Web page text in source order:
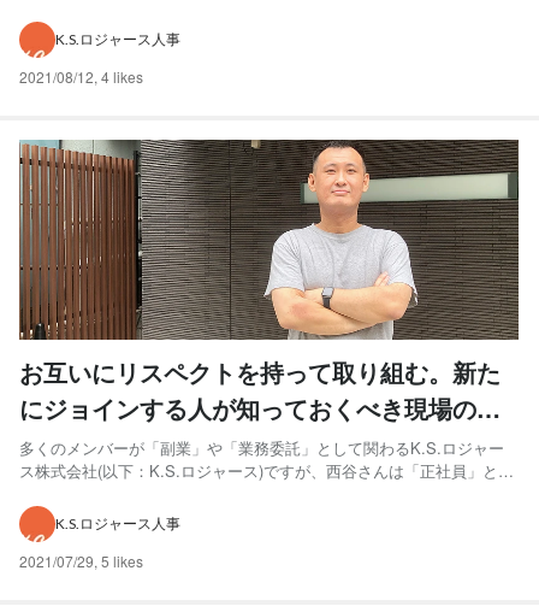
とピンと来たから ー珍しい苗字ですね！ 今は東京に住んでいますが、
出身は滋賀県です。同じ苗字の人には...
K.S.ロジャース人事
2021/08/12, 4 likes
お互いにリスペクトを持って取り組む。新た
にジョインする人が知っておくべき現場のコ
ミュニケーションについて、PMに聞いてみ
た！
多くのメンバーが「副業」や「業務委託」として関わるK.S.ロジャー
ス株式会社(以下：K.S.ロジャース)ですが、西谷さんは「正社員」とし
る西谷さんに、社内の雰囲気やフルリモートのコミュニケーションの
リアルを聞いてみました。 【profile】 西...
K.S.ロジャース人事
2021/07/29, 5 likes